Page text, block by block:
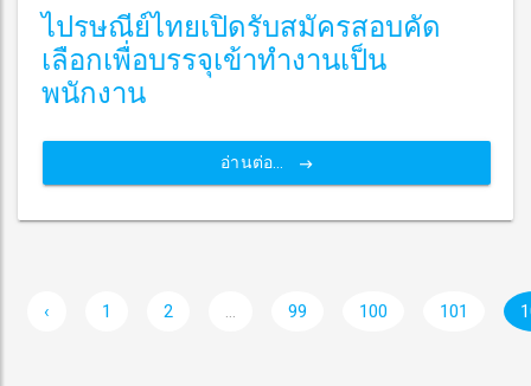
ไปรษณีย์ไทยเปิดรับสมัครสอบคัด
เลือกเพื่อบรรจุเข้าทำงานเป็น
พนักงาน
อ่านต่อ...
‹ 1 2 ... 99 100 101